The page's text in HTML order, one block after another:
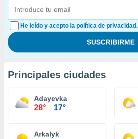
He leído y acepto la política de privacidad.
Principales ciudades
Adayevka
28° 17°
Arkalyk